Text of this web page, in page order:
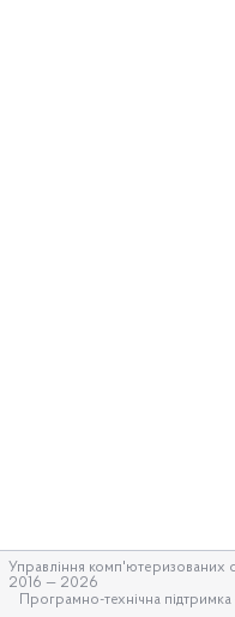
Управління комп'ютеризованих
2016 — 2026
Програмно-технічна